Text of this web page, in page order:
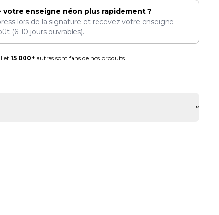
votre enseigne néon plus rapidement ?
lors de la signature et recevez votre enseigne
(6-10 jours ouvrables).
et 15 000+autres sont fans de nos produits !
+